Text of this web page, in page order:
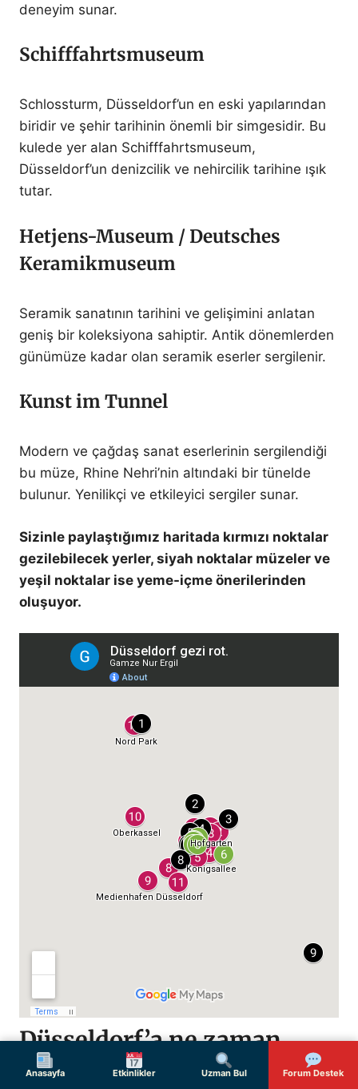
Anasayfa Etkinlikler Uzman Bul Forum Destek
deneyim sunar.
Schifffahrtsmuseum
Schlossturm, Düsseldorf’un en eski yapılarından
biridir ve şehir tarihinin önemli bir simgesidir. Bu
kulede yer alan Schifffahrtsmuseum,
Düsseldorf’un denizcilik ve nehircilik tarihine ışık
tutar.
Hetjens-Museum / Deutsches
Keramikmuseum
Seramik sanatının tarihini ve gelişimini anlatan
geniş bir koleksiyona sahiptir. Antik dönemlerden
günümüze kadar olan seramik eserler sergilenir.
Kunst im Tunnel
Modern ve çağdaş sanat eserlerinin sergilendiği
bu müze, Rhine Nehri’nin altındaki bir tünelde
bulunur. Yenilikçi ve etkileyici sergiler sunar.
Sizinle paylaştığımız haritada kırmızı noktalar
gezilebilecek yerler, siyah noktalar müzeler ve
yeşil noktalar ise yeme-içme önerilerinden
oluşuyor.
Düsseldorf’a ne zaman
gidilir?